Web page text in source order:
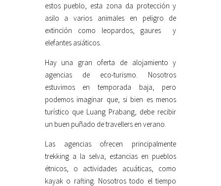
estos pueblo, esta zona da protección y
asilo a varios animales en peligro de
extinción como leopardos, gaures y
elefantes asiáticos.
Hay una gran oferta de alojamiento y
agencias de eco-turismo. Nosotros
estuvimos en temporada baja, pero
podemos imaginar que, si bien es menos
turístico que Luang Prabang, debe recibir
un buen puñado de travellers en verano.
Las agencias ofrecen principalmente
trekking a la selva, estancias en pueblos
étnicos, o actividades acuáticas, como
kayak o rafting. Nosotros todo el tiempo